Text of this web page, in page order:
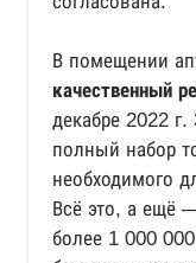
В помещении
качественный
декабре 2022
полный набор
необходимого
Всё это, а ещё
более 1 000